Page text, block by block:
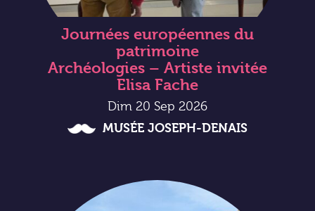
Journées européennes du
patrimoine
Archéologies – Artiste invitée
Elisa Fache
Dim 20 Sep 2026
MUSÉE JOSEPH-DENAIS